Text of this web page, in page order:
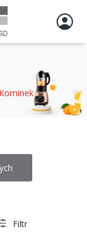
Kominek
Filtr